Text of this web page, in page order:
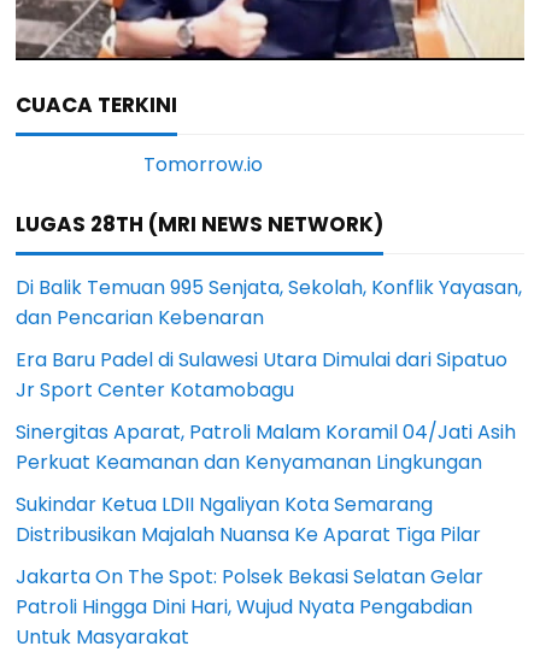
CUACA TERKINI
LUGAS 28TH (MRI NEWS NETWORK)
Di Balik Temuan 995 Senjata, Sekolah, Konflik Yayasan,
dan Pencarian Kebenaran
Era Baru Padel di Sulawesi Utara Dimulai dari Sipatuo
Jr Sport Center Kotamobagu
Sinergitas Aparat, Patroli Malam Koramil 04/Jati Asih
Perkuat Keamanan dan Kenyamanan Lingkungan
Sukindar Ketua LDII Ngaliyan Kota Semarang
Distribusikan Majalah Nuansa Ke Aparat Tiga Pilar
Jakarta On The Spot: Polsek Bekasi Selatan Gelar
Patroli Hingga Dini Hari, Wujud Nyata Pengabdian
Untuk Masyarakat